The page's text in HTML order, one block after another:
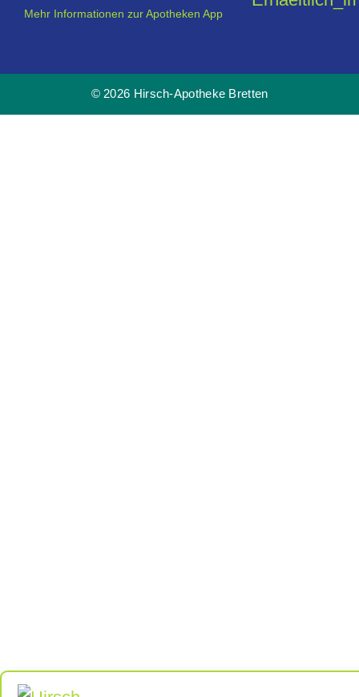
Mehr Informationen zur Apotheken App
© 2026 Hirsch-Apotheke Bretten